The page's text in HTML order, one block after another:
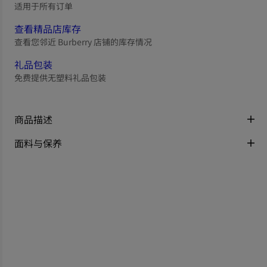
适用于所有订单
查看精品店库存
查看您邻近 Burberry 店铺的库存情况
礼品包装
免费提供无塑料礼品包装
商品描述
面料与保养